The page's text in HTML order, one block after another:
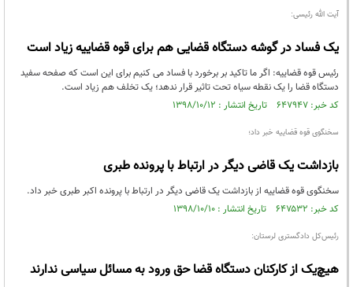
آیت الله رئیسی:
یک فساد در گوشه دستگاه قضایی هم برای قوه قضاییه زیاد است
رئیس قوه قضاییه: اگر ما تاکید بر برخورد با فساد می کنیم برای این است که صفحه سفید
دستگاه قضا را یک نقطه سیاه تحت تاثیر قرار ندهد؛ یک تخلف هم زیاد است.
کد خبر: ۶۴۷۹۴۷ تاریخ انتشار : ۱۳۹۸/۱۰/۱۲
سخنگوی قوه قضاییه خبر داد؛
بازداشت یک قاضی دیگر در ارتباط با پرونده طبری
سخنگوی قوه قضاییه از بازداشت یک قاضی دیگر در ارتباط با پرونده اکبر طبری خبر داد.
کد خبر: ۶۴۷۵۳۲ تاریخ انتشار : ۱۳۹۸/۱۰/۱۰
رئیس‌کل دادگستری لرستان:
هیچ‌یک از کارکنان دستگاه قضا حق ورود به مسائل سیاسی ندارند